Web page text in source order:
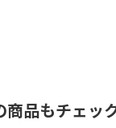
品もチェッ